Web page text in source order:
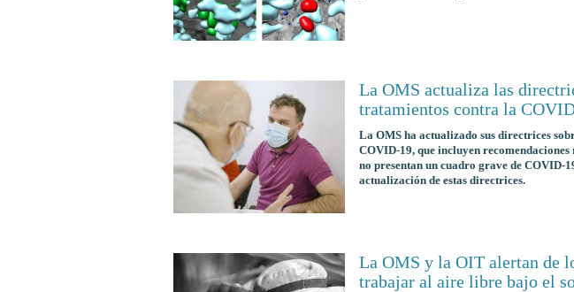
La OMS actualiza las
tratamientos contra la
La OMS ha actualizado sus directrices
COVID-19, que incluyen recomendaciones
no presentan un cuadro grave de COVID-
actualización de estas directrices.
La OMS y la OIT alertan de
trabajar al aire libre bajo el